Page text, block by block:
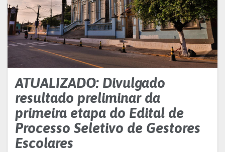
ATUALIZADO: Divulgado
resultado preliminar da
primeira etapa do Edital de
Processo Seletivo de Gestores
Escolares